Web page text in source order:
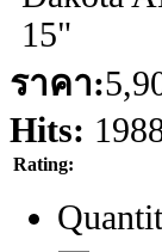
ราคา:
Hits:
Rating: